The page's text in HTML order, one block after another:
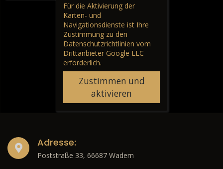
Für die Aktivierung der
Karten- und
Navigationsdienste ist Ihre
Zustimmung zu den
Datenschutzrichtlinien vom
Drittanbieter Google LLC
erforderlich.
Zustimmen und
aktivieren
Adresse:
Poststraße 33, 66687 Wadern